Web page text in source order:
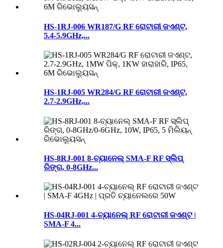
HS-1RJ-006 WR187/G RF ରୋଟାରୀ ଜଏଣ୍ଟ,
5.4-5.9GHz,...
HS-1RJ-005 WR284/G RF ରୋଟାରୀ ଜଏଣ୍ଟ,
2.7-2.9GHz,...
HS-8RJ-001 8-ଚ୍ୟାନେଲ୍ SMA-F RF ସ୍ଲିପ୍
ରିଙ୍ଗ, 0-8GHz...
HS-04RJ-001 4-ଚ୍ୟାନେଲ୍ RF ରୋଟାରୀ ଜଏଣ୍ଟ |
SMA-F 4...